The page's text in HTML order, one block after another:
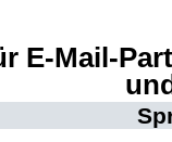
E-Mail-